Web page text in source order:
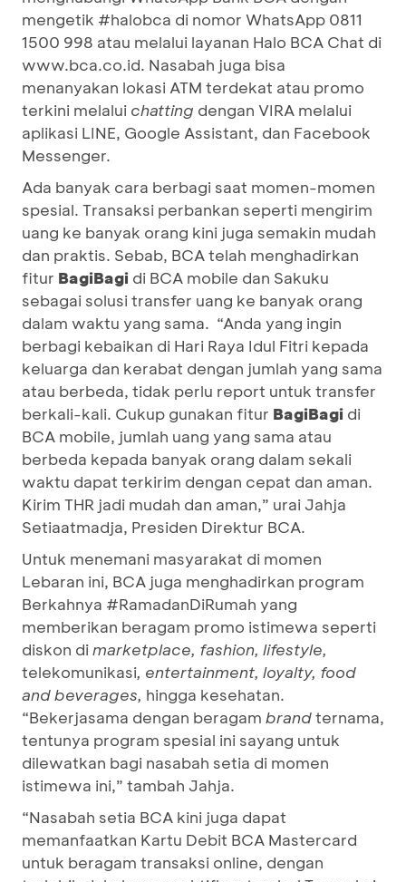
mengetik #halobca di nomor WhatsApp 0811
1500 998 atau melalui layanan Halo BCA Chat di
www.bca.co.id. Nasabah juga bisa
menanyakan lokasi ATM terdekat atau promo
terkini melalui chatting dengan VIRA melalui
aplikasi LINE, Google Assistant, dan Facebook
Messenger.
Ada banyak cara berbagi saat momen-momen
spesial. Transaksi perbankan seperti mengirim
uang ke banyak orang kini juga semakin mudah
dan praktis. Sebab, BCA telah menghadirkan
fitur BagiBagi di BCA mobile dan Sakuku
sebagai solusi transfer uang ke banyak orang
dalam waktu yang sama. “Anda yang ingin
berbagi kebaikan di Hari Raya Idul Fitri kepada
keluarga dan kerabat dengan jumlah yang sama
atau berbeda, tidak perlu report untuk transfer
berkali-kali. Cukup gunakan fitur BagiBagi di
BCA mobile, jumlah uang yang sama atau
berbeda kepada banyak orang dalam sekali
waktu dapat terkirim dengan cepat dan aman.
Kirim THR jadi mudah dan aman,” urai Jahja
Setiaatmadja, Presiden Direktur BCA.
Untuk menemani masyarakat di momen
Lebaran ini, BCA juga menghadirkan program
Berkahnya #RamadanDiRumah yang
memberikan beragam promo istimewa seperti
diskon dimarketplace, fashion, lifestyle,
telekomunikasi, entertainment, loyalty, food
and beverages, hingga kesehatan.
“Bekerjasama dengan beragam brandternama,
tentunya program spesial ini sayang untuk
dilewatkan bagi nasabah setia di momen
istimewa ini,” tambah Jahja.
“Nasabah setia BCA kini juga dapat
memanfaatkan Kartu Debit BCA Mastercard
untuk beragam transaksi online, dengan